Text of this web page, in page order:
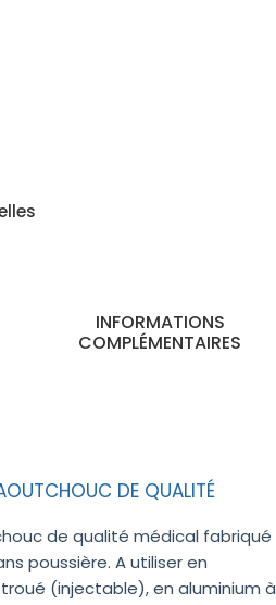
INFORMATIONS
COMPLÉMENTAIRES
DE QUALITÉ
de qualité médical fabriqué
poussière. A utiliser en
(injectable), en aluminium à